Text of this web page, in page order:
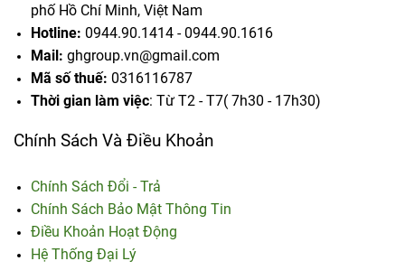
phố Hồ Chí Minh, Việt Nam
Hotline: 0944.90.1414 - 0944.90.1616
Mail: ghgroup.vn@gmail.com
Mã số thuế: 0316116787
Thời gian làm việc: Từ T2 - T7( 7h30 - 17h30)
Chính Sách Và Điều Khoản
Chính Sách Đổi - Trả
Chính Sách Bảo Mật Thông Tin
Điều Khoản Hoạt Động
Hệ Thống Đại Lý